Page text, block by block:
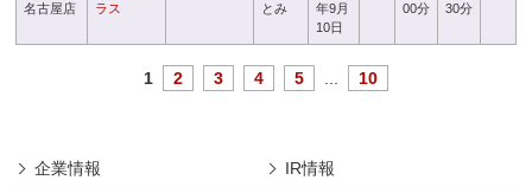
名古屋店
ラス
とみ
年9月
10日
00分
30分
1 2 3 4 5 10
企業情報 IR情報